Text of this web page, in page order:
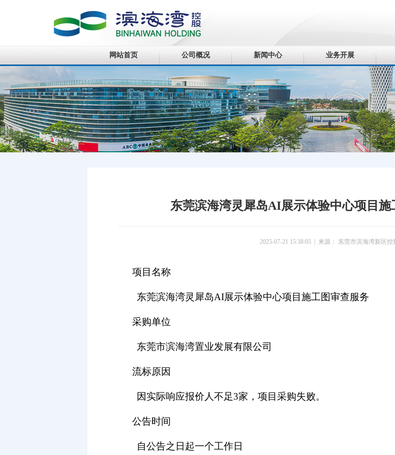
网站首页 公司概况 新闻中心 业务开展
东莞滨海湾灵犀岛AI展示体验中心项目
2025-07-21 15:38:05 | 来源： 东莞市滨海湾新区控
项目名称
东莞滨海湾灵犀岛AI展示体验中心项目施工图审查服务
采购单位
东莞市滨海湾置业发展有限公司
流标原因
因实际响应报价人不足3家，项目采购失败。
公告时间
自公告之日起一个工作日